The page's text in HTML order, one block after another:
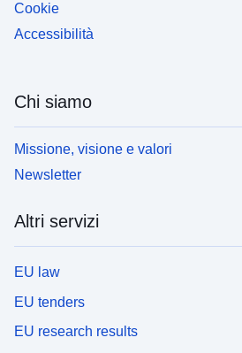
Cookie
Accessibilità
Chi siamo
Missione, visione e valori
Newsletter
Altri servizi
EU law
EU tenders
EU research results